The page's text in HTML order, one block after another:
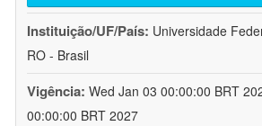
Instituição/UF/País: Universidade
RO - Brasil
Vigência: Wed Jan 03 00:00:00 BRT
00:00:00 BRT 2027